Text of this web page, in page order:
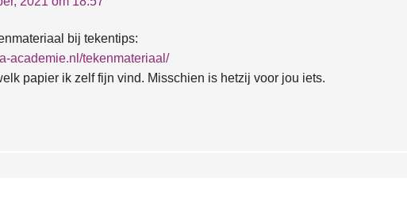
bij tekentips:
academie.nl/tekenmateriaal/
papier ik zelf fijn vind. Misschien is hetzij voor jou iets.